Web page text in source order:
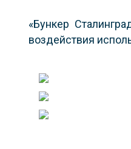
«Бункер
воздействия